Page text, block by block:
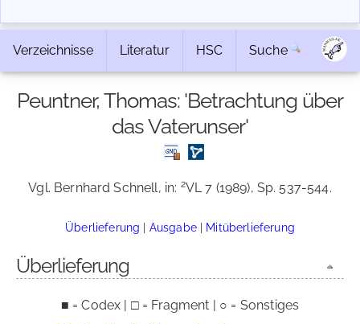
Verzeichnisse Literatur HSC Suche
Peuntner, Thomas: 'Betrachtung über
das Vaterunser'
Vgl. Bernhard Schnell, in: 2VL 7 (1989), Sp. 537-544.
Überlieferung | Ausgabe| Mitüberlieferung
Überlieferung
■ = Codex | □ = Fragment | ○ = Sonstiges